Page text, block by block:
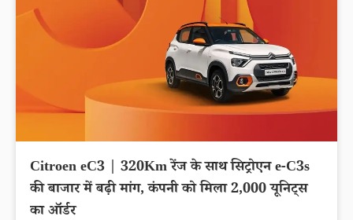
Citroen eC3 | 320Km रेंज के साथ सिट्रोएन e-C3s
की बाजार में बढ़ी मांग, कंपनी को मिला 2,000 यूनिट्स
का ऑर्डर